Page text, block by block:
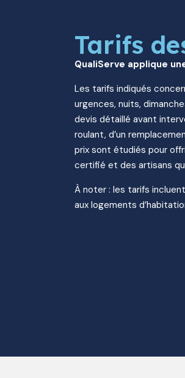
Tarifs
QualiServe applique
Les tarifs indiqués
urgences, nuits,
devis détaillé avant
roulant, d’un
prix sont étudiés pour
certifié et des artisans
À noter : les tarifs
aux logements